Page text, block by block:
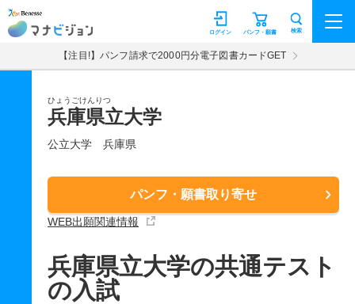
マナビジョン パンフ・願書
ログイン 検索
【注目!】パンフ請求で2000円分電子図書カードGET
ひょうごけんりつ
兵庫県立大学
公立大学 兵庫県
パンフ・願書取り寄せ
WEB出願関連情報
兵庫県立大学の共通テスト
の入試